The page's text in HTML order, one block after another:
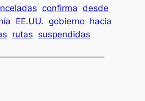
confirma desde
EE.UU. gobierno hacia
rutas suspendidas